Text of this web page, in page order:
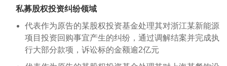
私募股权投资纠纷领域
代表作为原告的某股权投资基金处理其对浙江某新能源
项目投资回购事宜产生的纠纷，通过调解结案并完成执
行大部分款项，诉讼标的金额逾2亿元